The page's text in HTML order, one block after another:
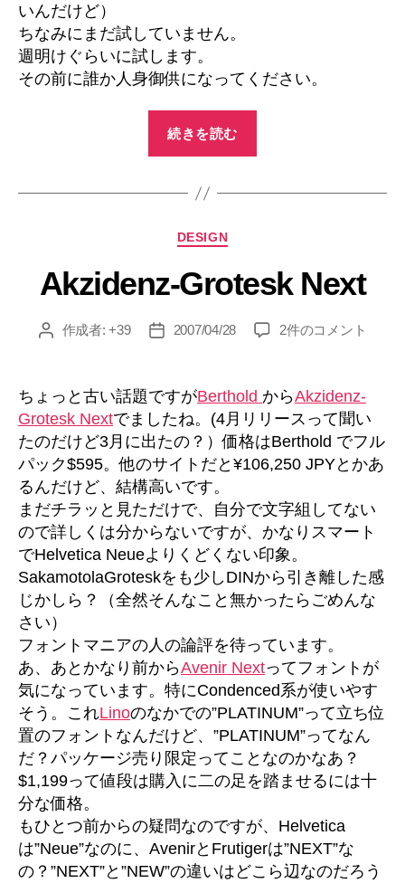
いんだけど）
ちなみにまだ試していません。
週明けぐらいに試します。
その前に誰か人身御供になってください。
続きを読む
for
カ
ゴ
リ
DESIGN
Akzidenz-Grotesk Next
投 作成者:+39
投
2007/04/28
Akzidenz-
へ
の
2件のコメント
ちょっと古い話題ですがBerthold からAkzidenz-
Grotesk Nextでましたね。(4月リリースって聞い
たのだけど3月に出たの？）価格はBerthold でフル
パック$595。他のサイトだと¥106,250 JPYとかあ
るんだけど、結構高いです。
まだチラッと見ただけで、自分で文字組してない
ので詳しくは分からないですが、かなりスマート
でHelvetica Neueよりくどくない印象。
SakamotolaGroteskをも少しDINから引き離した感
じかしら？（全然そんなこと無かったらごめんな
さい）
フォントマニアの人の論評を待っています。
あ、あとかなり前からAvenir Nextってフォントが
気になっています。特にCondenced系が使いやす
そう。これLinoのなかでの”PLATINUM”って立ち位
置のフォントなんだけど、”PLATINUM”ってなん
だ？パッケージ売り限定ってことなのかなあ？
$1,199って値段は購入に二の足を踏ませるには十
分な価格。
もひとつ前からの疑問なのですが、Helvetica
は”Neue”なのに、AvenirとFrutigerは”NEXT”な
の？”NEXT”と”NEW”の違いはどこら辺なのだろう